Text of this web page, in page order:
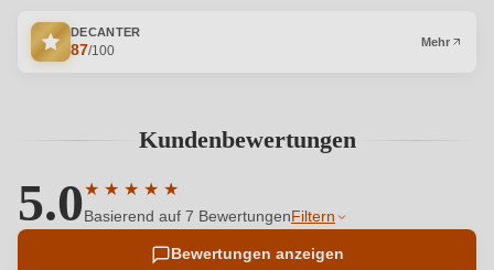
DECANTER
87/100
Mehr
Kundenbewertungen
5.0★ ★ ★ ★ ★
Durchschnittliche Bewertung von 5 von 5 Sternen
Basierend auf 7 BewertungenFiltern
Bewertungen anzeigen